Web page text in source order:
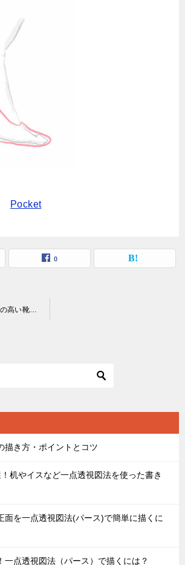
Pocket
0
ハイヒール・ヒールの高い靴の描き方
描き方・ポイントとコツ
机やイスなど一点透視図法を使った書き
面を一点透視図法(パース)で簡単に描くに
一点透視図法（パース）で描くには？